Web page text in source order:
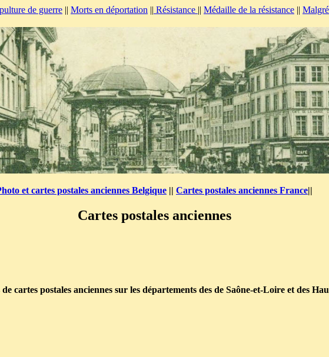
de guerre || Morts en déportation || Résistance || Médaille de la résistance ||
et cartes postales anciennes Belgique || Cartes postales anciennes France||
Cartes postales anciennes
de cartes postales anciennes sur les départements des de Saône-et-Loire et des